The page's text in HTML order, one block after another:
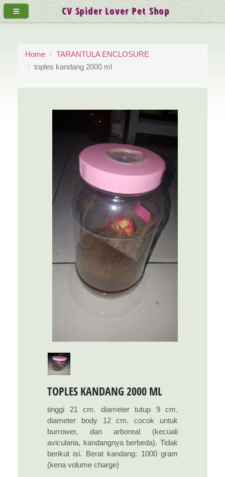
Home
TARANTULA ENCLOSURE
toples kandang 2000 ml
TOPLES KANDANG 2000 ML
tinggi 21 cm. diameter tutup 9 cm.
diameter body 12 cm. cocok untuk
burrower, dan arboreal (kecuali
avicularia, kandangnya berbeda). Tidak
berikut isi. Berat kandang: 1000 gram
(kena volume charge)
CV Spider Lover Pet Shop